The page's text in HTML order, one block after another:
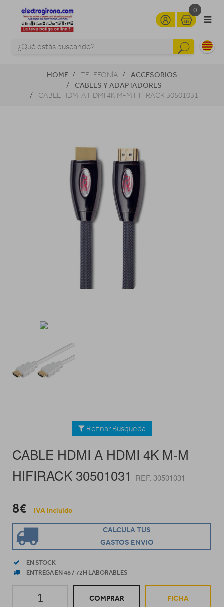
0
HOME TELEFONÍA
ACCESORIOS
CABLES Y ADAPTADORES
CABLE HDMI A HDMI 4K M-M HIFIRACK 30501031
Refinar Búsqueda
CABLE HDMI A HDMI 4K M-M
HIFIRACK 30501031
REF. 30501031
8€ IVA incluido
CALCULA TUS
GASTOS ENVIO
EN STOCK
ENTREGA EN 48 / 72H LABORABLES
COMPRAR FICHA